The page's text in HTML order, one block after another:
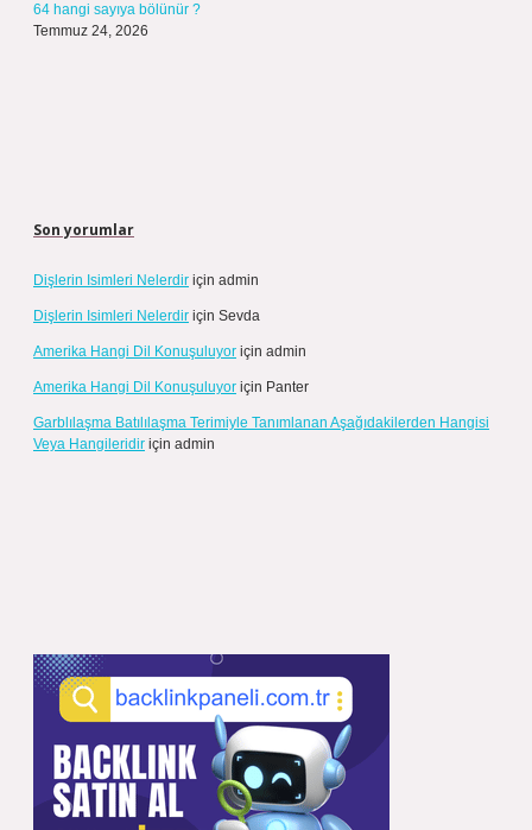
64 hangi sayıya bölünür ?
Temmuz 24, 2026
Son yorumlar
Dişlerin Isimleri Nelerdir için admin
Dişlerin Isimleri Nelerdir için Sevda
Amerika Hangi Dil Konuşuluyor için admin
Amerika Hangi Dil Konuşuluyor için Panter
Garblılaşma Batılılaşma Terimiyle Tanımlanan Aşağıdakilerden Hangisi
Veya Hangileridir için admin